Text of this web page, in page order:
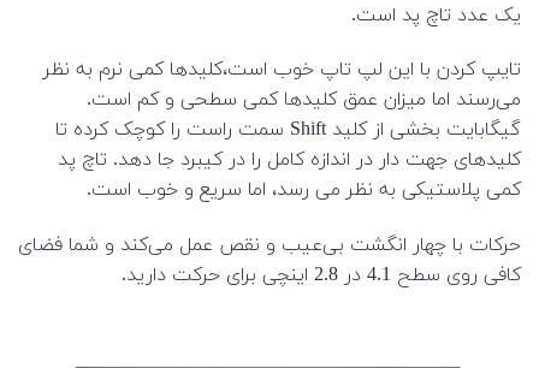
یک عدد تاچ پد است.
تایپ کردن با این لپ تاپ خوب است،کلیدها کمی نرم به نظر
می‌رسند اما میزان عمق کلیدها کمی سطحی و کم است.
گیگابایت بخشی از کلید Shift سمت راست را کوچک کرده تا
کلیدهای جهت دار در اندازه کامل را در کیبرد جا دهد. تاچ پد
کمی پلاستیکی به نظر می رسد، اما سریع و خوب است.
حرکات با چهار انگشت بی‌عیب و نقص عمل می‌کند و شما فضای
کافی روی سطح 4.1 در 2.8 اینچی برای حرکت دارید.